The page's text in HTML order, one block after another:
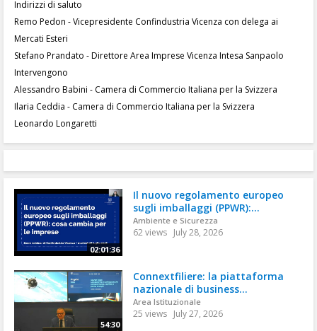
Indirizzi di saluto
Remo Pedon - Vicepresidente Confindustria Vicenza con delega ai
Mercati Esteri
Stefano Prandato - Direttore Area Imprese Vicenza Intesa Sanpaolo
Intervengono
Alessandro Babini - Camera di Commercio Italiana per la Svizzera
Ilaria Ceddia - Camera di Commercio Italiana per la Svizzera
Leonardo Longaretti
02:01:36
Il nuovo regolamento europeo
sugli imballaggi (PPWR):...
Ambiente e Sicurezza
62 views July 28, 2026
54:30
Connextfiliere: la piattaforma
nazionale di business...
Area Istituzionale
25 views July 27, 2026